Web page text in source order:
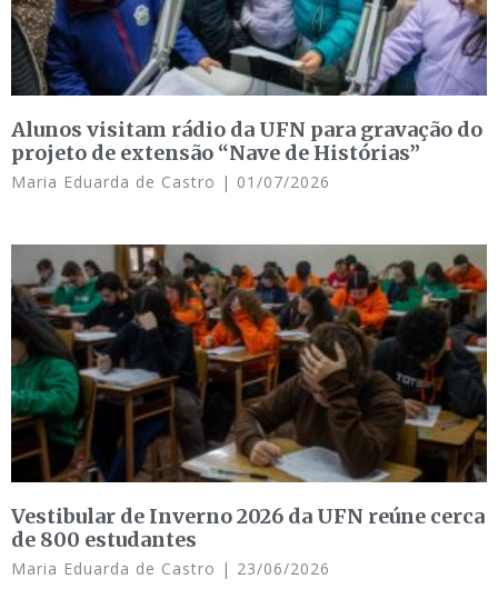
Alunos visitam rádio da UFN para gravação do
projeto de extensão “Nave de Histórias”
Maria Eduarda de Castro 01/07/2026
Vestibular de Inverno 2026 da UFN reúne cerca
de 800 estudantes
Maria Eduarda de Castro 23/06/2026